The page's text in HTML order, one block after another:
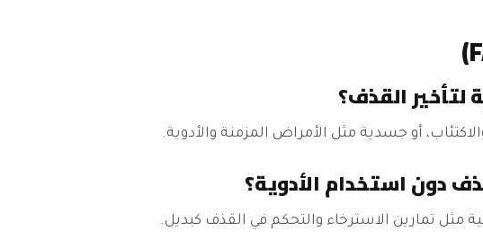
أو جسدية مثل الأمراض المزمنة والأدوية.
مثل تمارين الاسترخاء والتحكم في القذف كبديل.